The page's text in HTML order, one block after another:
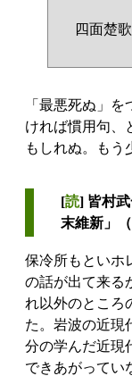
四面楚
「最悪死ぬ」
ければ慣用句、
もしれぬ。もう
[読] 皆村
末維新」
保冷所もといホ
の話が出て来る
れ以外のところ
た。岩波の近現
分の学んだ近現
できあがってい